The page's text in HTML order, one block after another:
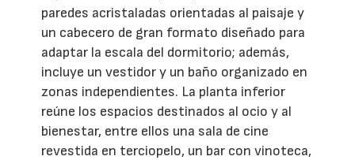
paredes acristaladas orientadas al paisaje y
un cabecero de gran formato diseñado para
adaptar la escala del dormitorio; además,
incluye un vestidor y un baño organizado en
zonas independientes. La planta inferior
reúne los espacios destinados al ocio y al
bienestar, entre ellos una sala de cine
revestida en terciopelo, un bar con vinoteca,